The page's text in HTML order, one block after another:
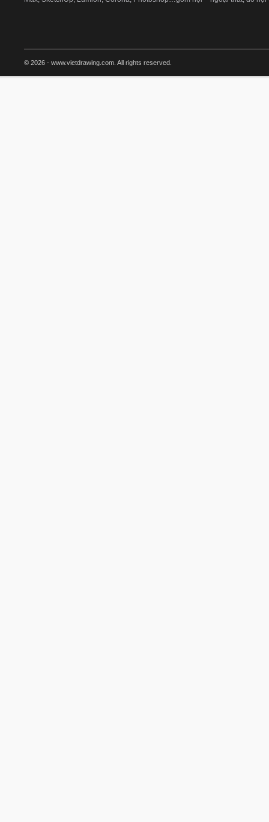
© 2026 - www.vietdrawing.com. All rights reserved.